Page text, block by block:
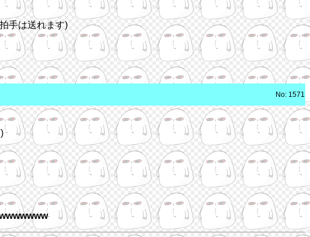
手は送れます)
No: 1571